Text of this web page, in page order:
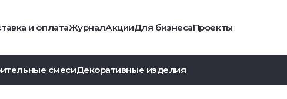
и оплатаЖурналАкцииДля бизнесаПроекты
смесиДекоративные изделия